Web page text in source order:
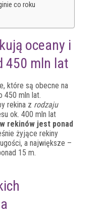
co roku
oceany i
450 mln lat
które są obecne na
450 mln lat.
rekina z rodzaju
ok. 400 mln lat
rekinów jest ponad
żyjące rekiny
a największe –
15 m.